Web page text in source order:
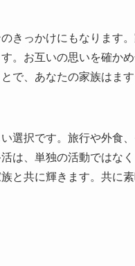
きっかけにもなります
。お互いの思いを確かめ
で、あなたの家族はま
選択です。旅行や外食
は、単独の活動ではな
と共に輝きます。共に